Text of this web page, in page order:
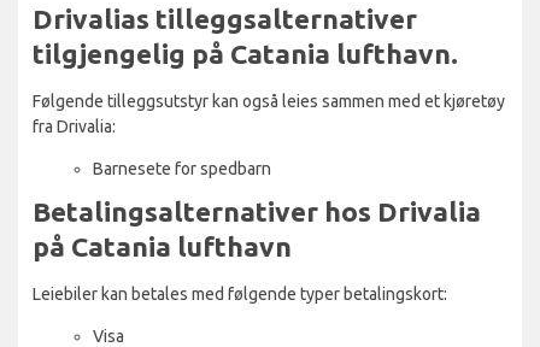
Drivalias tilleggsalternativer
tilgjengelig på Catania lufthavn.
Følgende tilleggsutstyr kan også leies sammen med et kjøretøy
fra Drivalia:
Barnesete for spedbarn
Betalingsalternativer hos Drivalia
på Catania lufthavn
Leiebiler kan betales med følgende typer betalingskort:
Visa